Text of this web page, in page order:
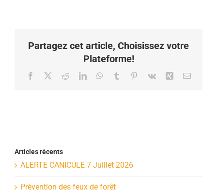
Partagez cet article, Choisissez votre
Plateforme!
Facebook RedditLinkedInWhatsApp
Tumblr Pinterest
Vk Xing Email
Articles récents
ALERTE CANICULE 7 Juillet 2026
Prévention des feux de forêt